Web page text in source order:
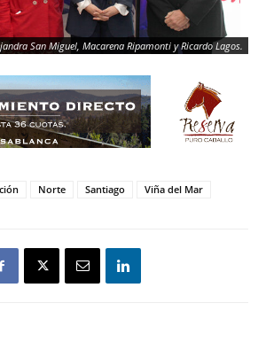
San Miguel, Macarena Ripamonti y Ricardo Lagos.
Norte Santiago Viña del Mar